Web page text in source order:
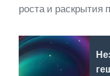
роста и раскрытия